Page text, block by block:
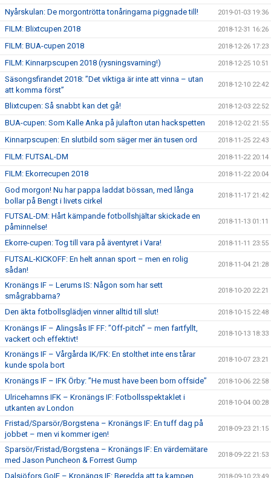
Nyårskulan: De morgontrötta tonåringarna piggnade till! 2019-01-03 19:36
FILM: Blixtcupen 2018 2018-12-31 16:26
FILM: BUA-cupen 2018 2018-12-26 17:23
FILM: Kinnarpscupen 2018 (rysningsvarning!) 2018-12-25 10:51
Säsongsfirandet 2018: ”Det viktiga är inte att vinna – utan
att komma först”
2018-12-10 22:42
Blixtcupen: Så snabbt kan det gå! 2018-12-03 22:52
BUA-cupen: Som Kalle Anka på julafton utan hackspetten 2018-12-02 21:55
Kinnarpscupen: En slutbild som säger mer än tusen ord 2018-11-25 22:43
FILM: FUTSAL-DM 2018-11-22 20:14
FILM: Ekorrecupen 2018 2018-11-22 20:04
God morgon! Nu har pappa laddat bössan, med långa
bollar på Bengt i livets cirkel
2018-11-17 21:42
FUTSAL-DM: Hårt kämpande fotbollshjältar skickade en
påminnelse!
2018-11-13 01:11
Ekorre-cupen: Tog till vara på äventyret i Vara! 2018-11-11 23:55
FUTSAL-KICKOFF: En helt annan sport – men en rolig
sådan!
2018-11-04 21:28
Kronängs IF – Lerums IS: Någon som har sett
smågrabbarna?
2018-10-20 22:21
Den äkta fotbollsglädjen vinner alltid till slut! 2018-10-15 22:48
Kronängs IF – Alingsås IF FF: ”Off-pitch” – men fartfyllt,
vackert och effektivt!
2018-10-13 18:33
Kronängs IF – Vårgårda IK/FK: En stolthet inte ens tårar
kunde spola bort
2018-10-07 23:21
Kronängs IF – IFK Örby: ”He must have been born offside” 2018-10-06 22:58
Ulricehamns IFK – Kronängs IF: Fotbollsspektaklet i
utkanten av London
2018-10-04 00:28
Fristad/Sparsör/Borgstena – Kronängs IF: En tuff dag på
jobbet – men vi kommer igen!
2018-09-23 21:15
Sparsör/Fristad/Borgstena – Kronängs IF: En värdemätare
med Jason Puncheon & Forrest Gump
2018-09-22 21:53
Dalsjöfors GoIF – Kronängs IF: Beredda att ta kampen